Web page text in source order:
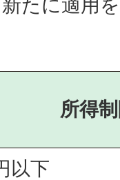
たに適用
所得
以下